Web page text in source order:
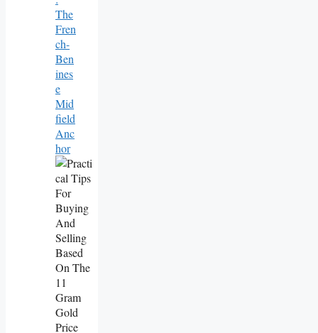
The
Fren
Ch-
Ben
Ines
E
Mid
Field
Anc
Hor